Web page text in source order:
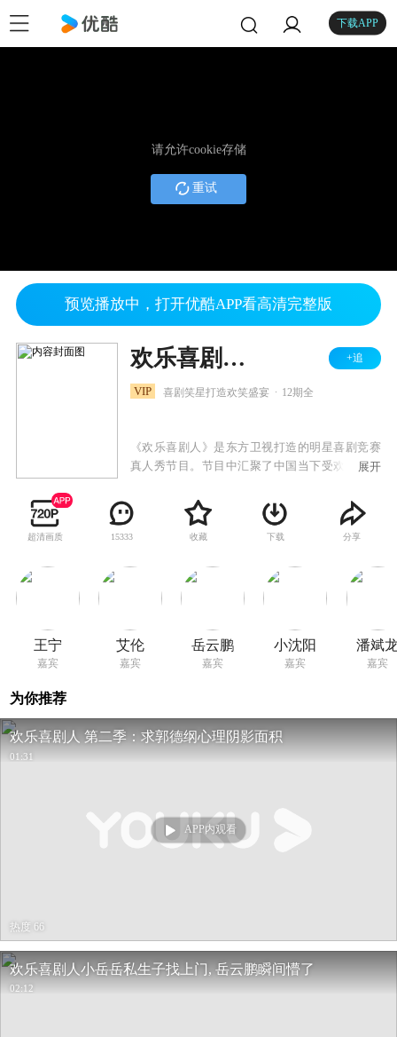
下载APP
请允许cookie存储
重试
预览播放中，打开优酷APP看高清完整版
欢乐喜剧人 第二季 +追
VIP 喜剧笑星打造欢笑盛宴 12期全
《欢乐喜剧人》是东方卫视打造的明星喜剧竞赛
真人秀节目。节目中汇聚了中国当下受欢迎的喜
展开
超清画质 15333 收藏 下载 分享
王宁
嘉宾
艾伦
嘉宾
岳云鹏
嘉宾
小沈阳
嘉宾
潘斌
嘉宾
为你推荐
欢乐喜剧人 第二季：求郭德纲心理阴影面积
01:31
APP内观看
热度 66
欢乐喜剧人小岳岳私生子找上门, 岳云鹏瞬间懵了
02:12